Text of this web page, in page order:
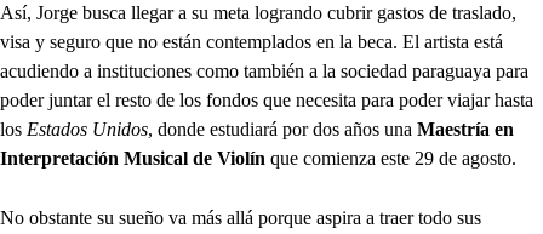
Así, Jorge busca llegar a su meta logrando cubrir gastos de traslado,
visa y seguro que no están contemplados en la beca. El artista está
acudiendo a instituciones como también a la sociedad paraguaya para
poder juntar el resto de los fondos que necesita para poder viajar hasta
los Estados Unidos, donde estudiará por dos años una Maestría en
Interpretación Musical de Violín que comienza este 29 de agosto.
No obstante su sueño va más allá porque aspira a traer todo sus